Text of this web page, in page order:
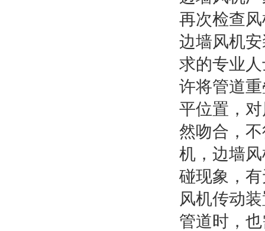
再次检查
边墙风机
求的专业
许将管道
平位置，
然吻合，
机，边墙
碰现象，
风机传动
管道时，